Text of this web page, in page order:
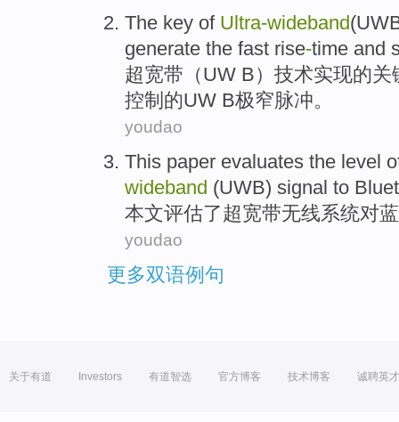
The key of Ultra-wideband(
generate the fast rise-time and
超宽带（UW B） 技术实现的关
控制的UW B极窄脉冲。
youdao
This paper evaluates the level
wideband (UWB) signal to
本文评估了超宽带无线系统对
youdao
更多双语例句
关于有道 Investors 有道智选 官方博客 技术博客 诚聘英才